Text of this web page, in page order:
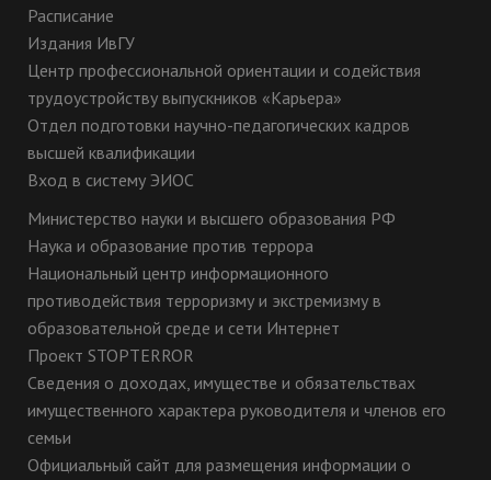
Расписание
Издания ИвГУ
Центр профессиональной ориентации и содействия
трудоустройству выпускников «Карьера»
Отдел подготовки научно-педагогических кадров
высшей квалификации
Вход в систему ЭИОС
Министерство науки и высшего образования РФ
Наука и образование против террора
Национальный центр информационного
противодействия терроризму и экстремизму в
образовательной среде и сети Интернет
Проект STOPTERROR
Сведения о доходах, имуществе и обязательствах
имущественного характера руководителя и членов его
семьи
Официальный сайт для размещения информации о